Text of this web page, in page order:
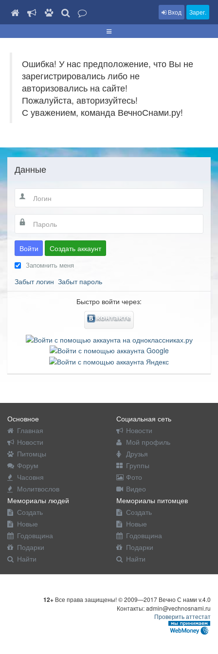
Вход Зарег.
Ошибка! У нас предположение, что Вы не
зарегистрировались либо не
авторизовались на сайте!
Пожалуйста, авторизуйтесь!
С уважением, команда ВечноСнами.ру!
Данные
Войти Создать аккаунт
Запомнить меня
Забыт логин Забыт пароль
Быстро войти через:
Основное
Главная
Новости
Питомцы
Форум
Часовня
Молитвослов
Социальная сеть
Новости
Мой профиль
Друзья
Группы
Фото
Видео
Мемориалы людей
Создать
Новые
Годовщина
Подарки
Найти
Мемориалы питомцев
Создать
Новые
Годовщина
Подарки
Найти
12+ Все права защищены! © 2009—2017 Вечно С нами v.4.0
Контакты: admin@vechnosnami.ru
Проверить аттестат